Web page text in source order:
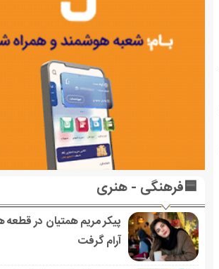
🟦فرهنگی - هنری
پیکر مریم همتیان در قطعه
آرام گرفت